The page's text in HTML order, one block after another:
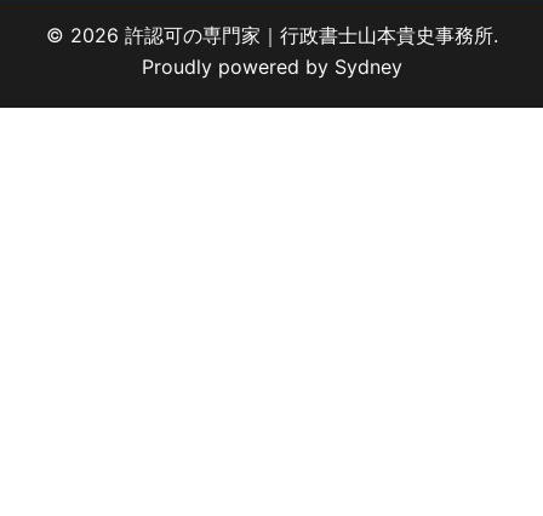
© 2026 許認可の専門家｜行政書士山本貴史事務所.
Proudly powered by Sydney